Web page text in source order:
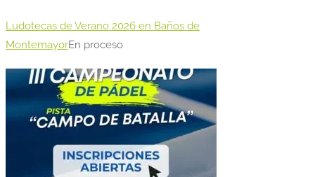
Ludotecas de Verano 2026 en Baños de
MontemayorEn proceso